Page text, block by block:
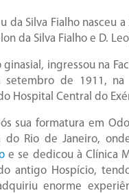
da Silva Fialho nasceu
da Silva Fialho e D.
ginasial, ingressou na
setembro de 1911, na
Hospital Central do
sua formatura em
do Rio de Janeiro,
e se dedicou à Clínica
antigo Hospício,
enorme